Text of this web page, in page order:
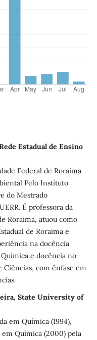
Estadual de Ensino
Federal de Roraima
Pelo Instituto
do Mestrado
É professora da
Roraima, atuou como
de Roraima e
na docência
e docência no
com ênfase em
State University of
em Química (1994),
Química (2000) pela